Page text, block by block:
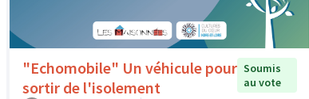
"Echomobile" Un véhicule pour
sortir de l'isolement
Soumis
au vote